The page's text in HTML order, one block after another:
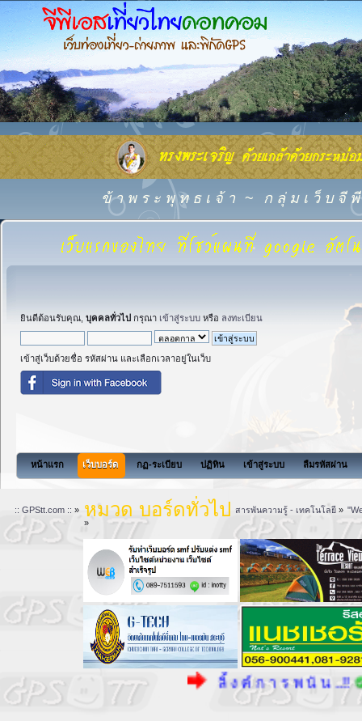
ข้ า พ ร ะ พุ ท ธ เ จ้ า ~ ก ลุ่ ม เ ว็ บ จี
ยินดีต้อนรับคุณ, บุคคลทั่วไป กรุณา เข้าสู่ระบบ หรือ ลงทะเบียน
เข้าสู่เว็บด้วยชื่อ รหัสผ่าน และเลือกเวลาอยู่ในเว็บ
หน้าแรก เว็บบอร์ด กฏ-ระเบียบ ปฏิทิน เข้าสู่ระบบ ลืมรหัสผ่าน
:: GPStt.com :: » หมวด บอร์ดทั่วไป
»
สารพันความรู้ - เทคโนโลยี»
ลิ้ ง ค์ ก า ร พ นั น ..!!